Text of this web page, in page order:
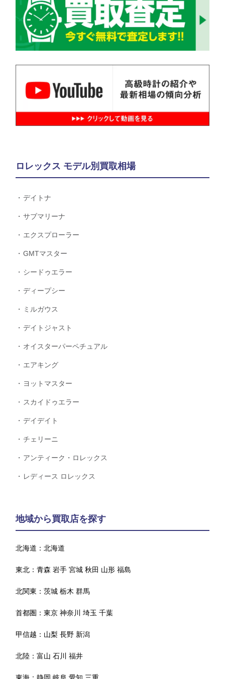
ロレックス モデル別買取相場
デイトナ
サブマリーナ
エクスプローラー
GMTマスター
シードゥエラー
ディープシー
ミルガウス
デイトジャスト
オイスターパーペチュアル
エアキング
ヨットマスター
スカイドゥエラー
デイデイト
チェリーニ
アンティーク・ロレックス
レディース ロレックス
地域から買取店を探す
北海道：北海道
東北：青森 岩手 宮城 秋田 山形 福島
北関東：茨城 栃木 群馬
首都圏：東京 神奈川 埼玉 千葉
甲信越： 山梨 長野 新潟
北陸：富山 石川 福井